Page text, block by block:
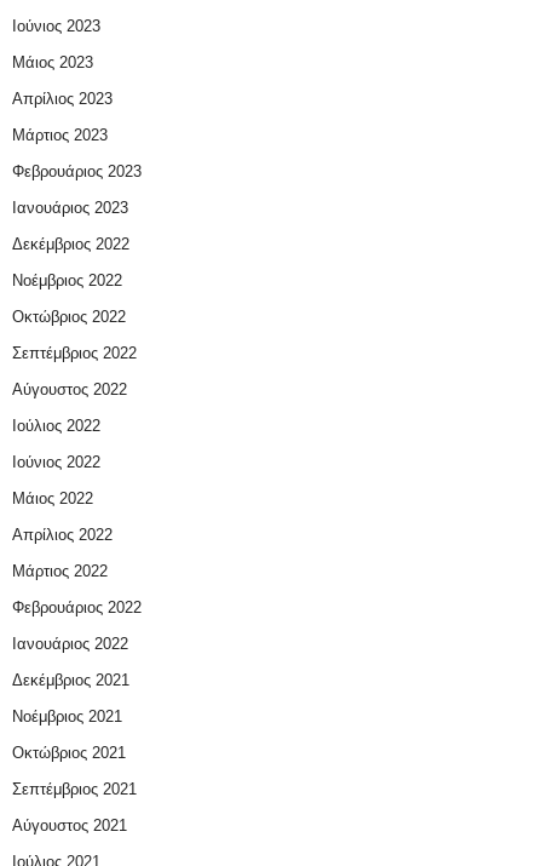
Ιούνιος 2023
Μάιος 2023
Απρίλιος 2023
Μάρτιος 2023
Φεβρουάριος 2023
Ιανουάριος 2023
Δεκέμβριος 2022
Νοέμβριος 2022
Οκτώβριος 2022
Σεπτέμβριος 2022
Αύγουστος 2022
Ιούλιος 2022
Ιούνιος 2022
Μάιος 2022
Απρίλιος 2022
Μάρτιος 2022
Φεβρουάριος 2022
Ιανουάριος 2022
Δεκέμβριος 2021
Νοέμβριος 2021
Οκτώβριος 2021
Σεπτέμβριος 2021
Αύγουστος 2021
Ιούλιος 2021